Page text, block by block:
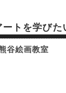
ートを学びた
谷絵画教室